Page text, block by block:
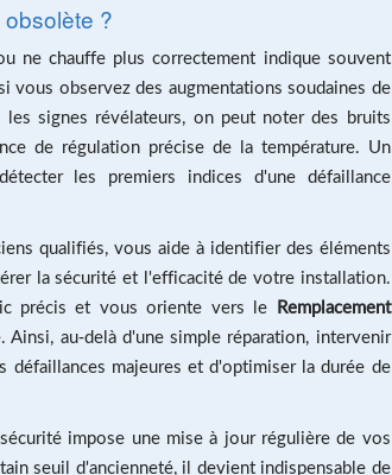
?
ne chauffe plus correctement indique souvent
vous observez des augmentations soudaines de
signes révélateurs, on peut noter des bruits
de régulation précise de la température. Un
les premiers indices d'une défaillance
qualifiés, vous aide à identifier des éléments
la sécurité et l'efficacité de votre installation.
précis et vous oriente vers le Remplacement
Ainsi, au-delà d'une simple réparation, intervenir
défaillances majeures et d'optimiser la durée de
impose une mise à jour régulière de vos
seuil d'ancienneté, il devient indispensable de